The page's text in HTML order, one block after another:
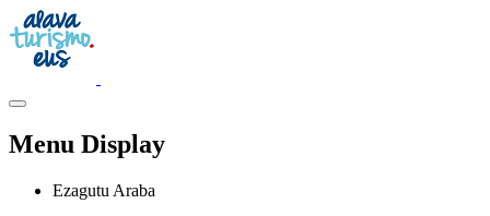
Menu Display
Ezagutu Araba